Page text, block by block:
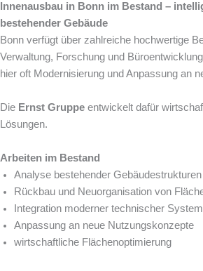
Innenausbau in Bonn im Bestand –
bestehender Gebäude
Bonn verfügt über zahlreiche hochwertige
Verwaltung, Forschung und
hier oft Modernisierung und Anpassung an
Die Ernst Gruppe entwickelt dafür
Lösungen.
Arbeiten im Bestand
Analyse bestehender Gebäudestrukturen
Rückbau und Neuorganisation von
Integration moderner technischer
Anpassung an neue Nutzungskonzepte
wirtschaftliche Flächenoptimierung